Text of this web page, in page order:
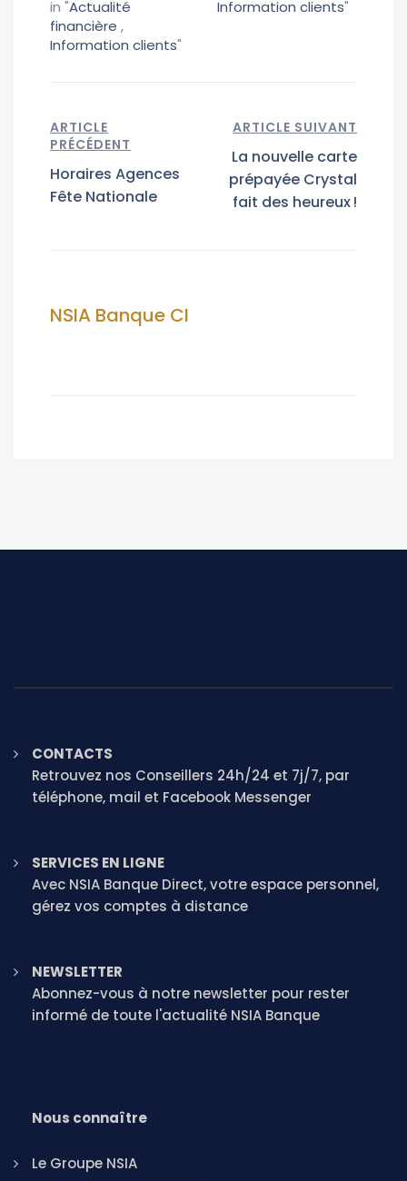
in "Actualité
financière ,
Information clients"
Information clients"
ARTICLE
PRÉCÉDENT
Horaires Agences
Fête Nationale
ARTICLE SUIVANT
La nouvelle carte
prépayée Crystal
fait des heureux !
NSIA Banque CI
CONTACTS
Retrouvez nos Conseillers 24h/24 et 7j/7, par
téléphone, mail et Facebook Messenger
SERVICES EN LIGNE
Avec NSIA Banque Direct, votre espace personnel,
gérez vos comptes à distance
NEWSLETTER
Abonnez-vous à notre newsletter pour rester
informé de toute l'actualité NSIA Banque
Nous connaître
Le Groupe NSIA